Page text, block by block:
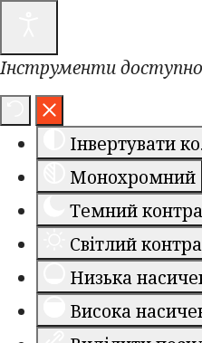
Інструменти
Інвертувати
Монохромний
Темний
Світлий
Низька
Висока